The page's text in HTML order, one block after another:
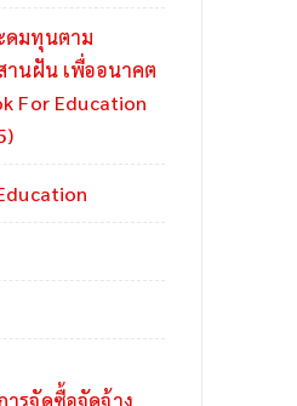
ดมทุนตาม
านฝัน เพื่ออนาคต
For Education
ารจัดซื้อจัดจ้าง